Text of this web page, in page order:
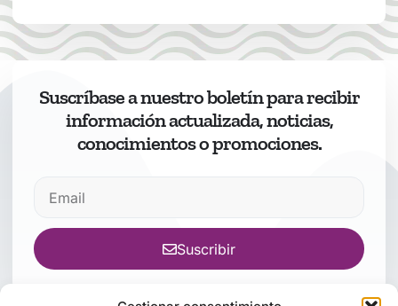
Suscríbase a nuestro boletín para recibir
información actualizada, noticias,
conocimientos o promociones.
Suscribir